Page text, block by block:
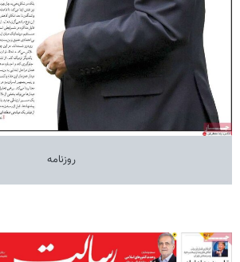
روزنامه